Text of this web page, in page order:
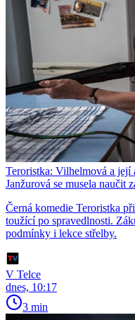
Teroristka: Vilhelmová a její
Janžurová se musela naučit
Černá komedie Teroristka
toužící po spravedlnosti.
podmínky i lekce střelby.
V Telce
dnes, 10:17
3 min